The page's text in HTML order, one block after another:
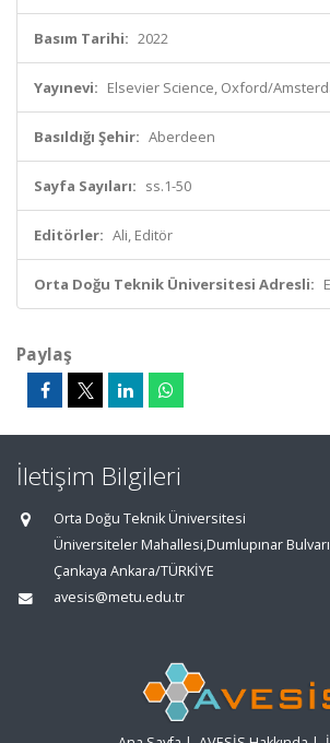
Basım Tarihi: 2022
Yayınevi: Elsevier Science, Oxford/
Basıldığı Şehir: Aberdeen
Sayfa Sayıları: ss.1-50
Editörler: Ali, Editör
Orta Doğu Teknik Üniversitesi Adresli:
Paylaş
İletişim Bilgileri
Orta Doğu Teknik Üniversitesi
Üniversiteler Mahallesi,Dumlupınar
Çankaya Ankara/TÜRKİYE
avesis@metu.edu.tr